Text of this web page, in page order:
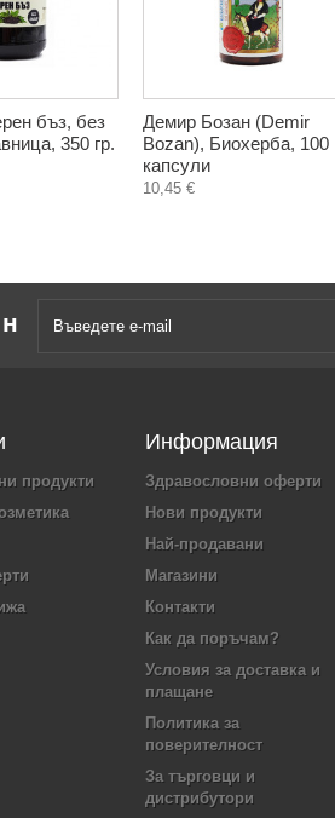
бъз, без
350 гр.
Демир Бозан (Demir
Bozan), Биохерба, 100
капсули
10,45 €
продукти
Информация
Здравословни оферти
Нови продукти
Най-продавани
Магазини
Контакти
Как да поръчам?
Условия за доставка и
плащане
Политика за
поверителност
За търговци и
дистрибутори